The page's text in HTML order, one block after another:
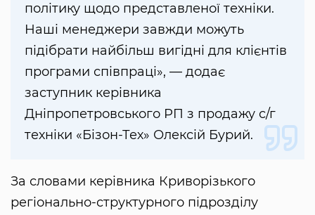
політику щодо представленої техніки.
Наші менеджери завжди можуть
підібрати найбільш вигідні для клієнтів
програми співпраці», — додає
заступник керівника
Дніпропетровського РП з продажу с/г
техніки «Бізон-Тех» Олексій Бурий.
За словами керівника Криворізького
регіонально-структурного підрозділу